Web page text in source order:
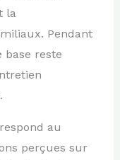
la
Pendant
base reste
au
perçues sur